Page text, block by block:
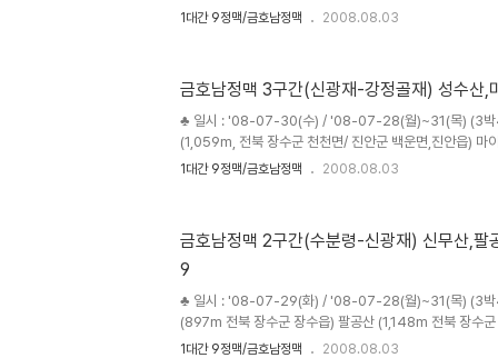
♣ 코스 : 강정골재-절골갈림-부귀산-653봉-우무심재-
1대간 9정맥/금호남정맥 2008.08.03
금호남정맥 3구간(신광재-강정골재) 성수
♣ 일시 : '08-07-30(수) / '08-07-28(월)~31(목) (3박4
(1,059m, 전북 장수군 천천면/ 진안군 백운면,진안읍) 마
읍, 마령면) ♣ 코스 : (와룡-)신광재-성수산-1008봉-
1대간 9정맥/금호남정맥 2008.08.03
금호남정맥 2구간(수분령-신광재) 신무산,
9
♣ 일시 : '08-07-29(화) / '08-07-28(월)~31(목) (3박4
(897m 전북 장수군 장수읍) 팔공산 (1,148m 전북 장수군
(1,114m 전북 장수군 천천면 / 진안군 백운면) ♣ 코스 : 수
1대간 9정맥/금호남정맥 2008.08.03